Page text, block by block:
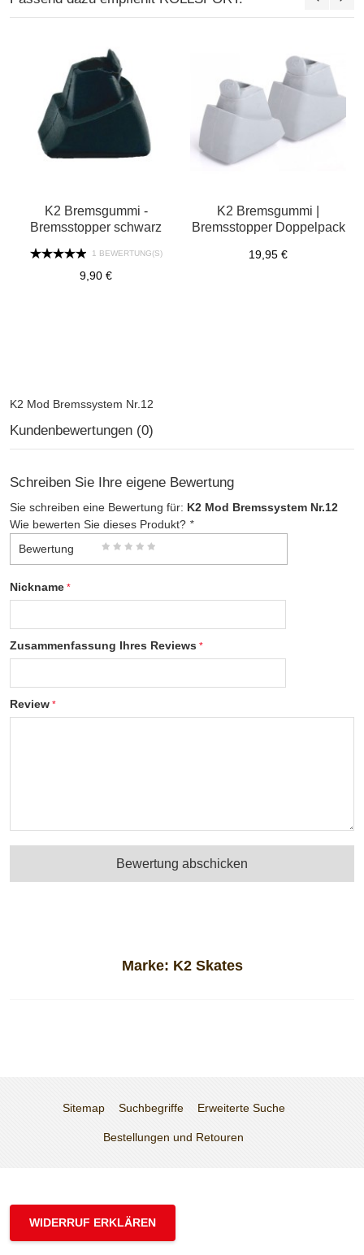
Marke: K2 Skates
K2 Bremsgummi -
Bremsstopper schwarz
1 BEWERTUNG(S)
9,90 €
K2 Bremsgummi |
Bremsstopper Doppelpack
19,95 €
K2 Mod Bremssystem Nr.12
Kundenbewertungen (0)
Schreiben Sie Ihre eigene Bewertung
Sie schreiben eine Bewertung für: K2 Mod Bremssystem Nr.12
Wie bewerten Sie dieses Produkt? *
Bewertung
Nickname
Zusammenfassung Ihres Reviews
Review
Bewertung abschicken
Sitemap Suchbegriffe Erweiterte Suche
Bestellungen und Retouren
WIDERRUF ERKLÄREN